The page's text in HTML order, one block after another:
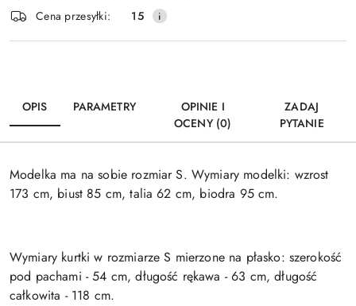
Wyślij
dostawa
Cena przesyłki:
15
OPIS PARAMETRY
OPINIE I
OCENY (0)
ZADAJ
PYTANIE
Modelka ma na sobie rozmiar S. Wymiary modelki: wzrost
173 cm, biust 85 cm, talia 62 cm, biodra 95 cm.
Wymiary kurtki w rozmiarze S mierzone na płasko: szerokość
pod pachami - 54 cm, długość rękawa - 63 cm, długość
całkowita - 118 cm.